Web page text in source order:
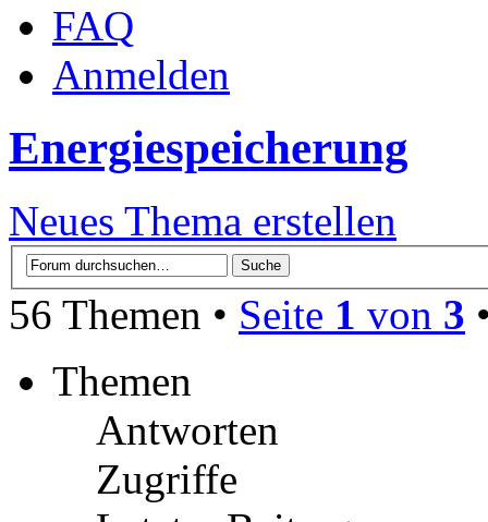
FAQ
Anmelden
Energiespeicherung
Neues Thema erstellen
56 Themen • Seite 1 von 3
Themen
Antworten
Zugriffe